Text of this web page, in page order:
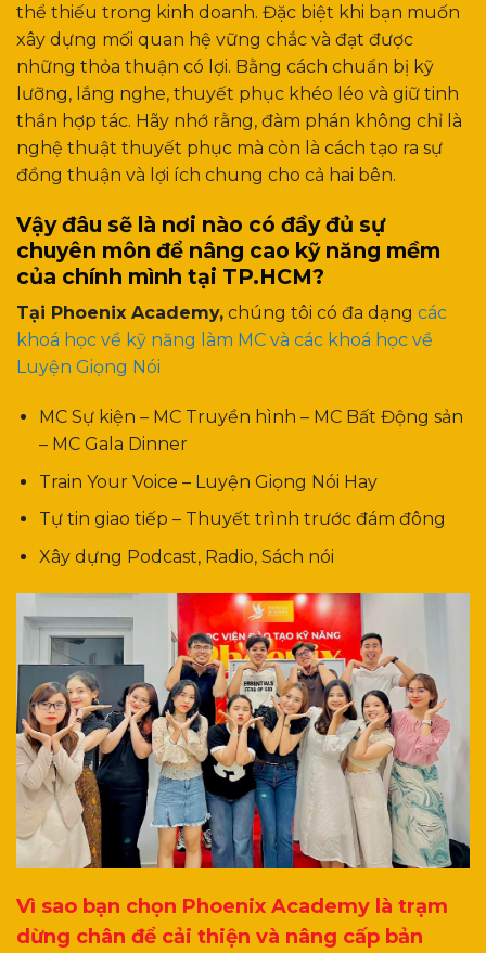
thể thiếu trong kinh doanh. Đặc biệt khi bạn muốn
xây dựng mối quan hệ vững chắc và đạt được
những thỏa thuận có lợi. Bằng cách chuẩn bị kỹ
lưỡng, lắng nghe, thuyết phục khéo léo và giữ tinh
thần hợp tác. Hãy nhớ rằng, đàm phán không chỉ là
nghệ thuật thuyết phục mà còn là cách tạo ra sự
đồng thuận và lợi ích chung cho cả hai bên.
Vậy đâu sẽ là nơi nào có đầy đủ sự
chuyên môn để nâng cao kỹ năng mềm
của chính mình tại TP.HCM?
Tại Phoenix Academy, chúng tôi có đa dạng các
khoá học về kỹ năng làm MC và các khoá học về
Luyện Giọng Nói
MC Sự kiện – MC Truyền hình – MC Bất Động sản
– MC Gala Dinner
Train Your Voice – Luyện Giọng Nói Hay
Tự tin giao tiếp – Thuyết trình trước đám đông
Xây dựng Podcast, Radio, Sách nói
Vì sao bạn chọn Phoenix Academy là trạm
dừng chân để cải thiện và nâng cấp bản